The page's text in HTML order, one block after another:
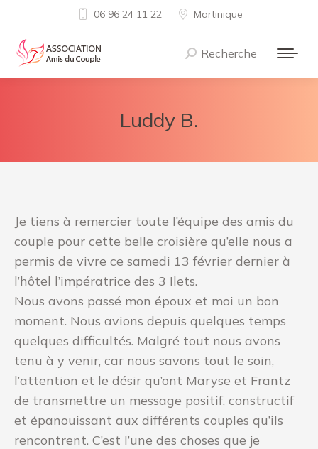
06 96 24 11 22 Martinique
Recherche
:
Recherche
Luddy B.
Je tiens à remercier toute l’équipe des amis du
couple pour cette belle croisière qu’elle nous a
permis de vivre ce samedi 13 février dernier à
l’hôtel l’impératrice des 3 Ilets.
Nous avons passé mon époux et moi un bon
moment. Nous avions depuis quelques temps
quelques difficultés. Malgré tout nous avons
tenu à y venir, car nous savons tout le soin,
l’attention et le désir qu’ont Maryse et Frantz
de transmettre un message positif, constructif
et épanouissant aux différents couples qu’ils
rencontrent. C’est l’une des choses que je